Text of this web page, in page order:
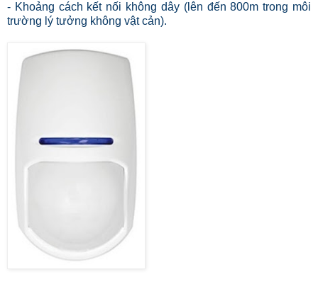
- Khoảng cách kết nối không dây (lên đến 800m trong môi
trường lý tưởng không vật cản).